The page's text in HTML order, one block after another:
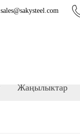
sales@sakysteel.com
Жаңылыктар